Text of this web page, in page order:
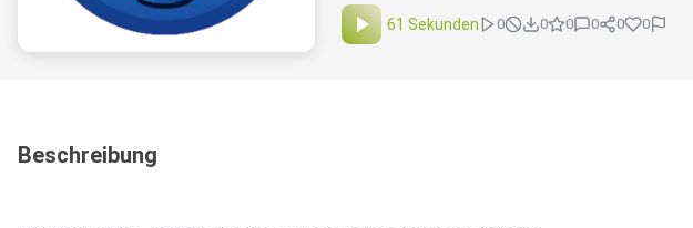
61 Sekunden 0 0 0 0 0 0
Beschreibung